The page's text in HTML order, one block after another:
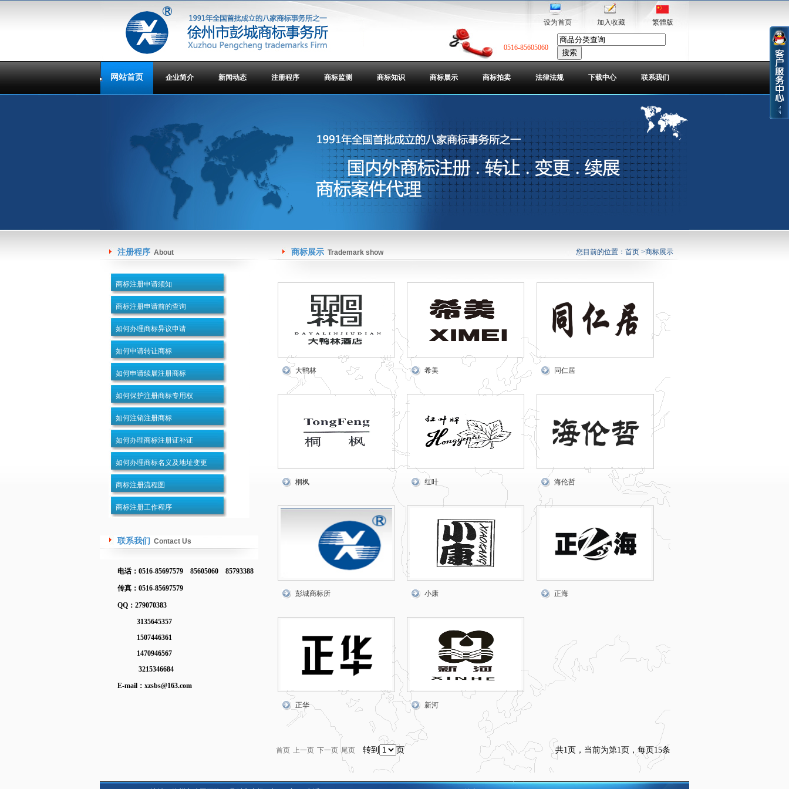
设为首页 加入收藏 繁體版
0516-85605060
网站首页 企业简介 新闻动态 注册程序 商标监测 商标知识 商标展示 商标拍卖 法律法规 下载中心 联系我们
注册程序 About
商标注册申请须知
商标注册申请前的查询
如何办理商标异议申请
如何申请转让商标
如何申请续展注册商标
如何保护注册商标专用权
如何注销注册商标
如何办理商标注册证补证
如何办理商标名义及地址变更
商标注册流程图
商标注册工作程序
联系我们 Contact Us
电话：0516-85697579 85605060 85793388
传真：0516-85697579
QQ：279070383
3135645357
1507446361
1470946567
3215346684
E-mail： xzsbs@163.com
商标展示 Trademark show 您目前的位置： 首页 >商标展示
大鸭林 希美 同仁居
桐枫 红叶 海伦哲
彭城商标所 小康 正海
正华 新河
首页 上一页 下一页 尾页 转到 页 共1页，当前为第1页，每页15条